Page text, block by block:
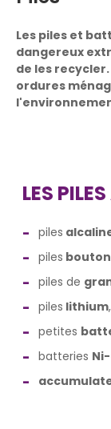
Les piles et
dangereux
de les
ordures
LES
piles
piles
piles de
piles lithium,
petites
batteries